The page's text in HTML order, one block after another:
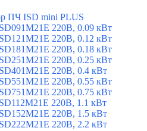
ПЧ ISD mini PLUS
220В, 0.09 кВт
220В, 0.12 кВт
220В, 0.18 кВт
220В, 0.25 кВт
220В, 0.4 кВт
220В, 0.55 кВт
220В, 0.75 кВт
220В, 1.1 кВт
220В, 1.5 кВт
220В, 2.2 кВт